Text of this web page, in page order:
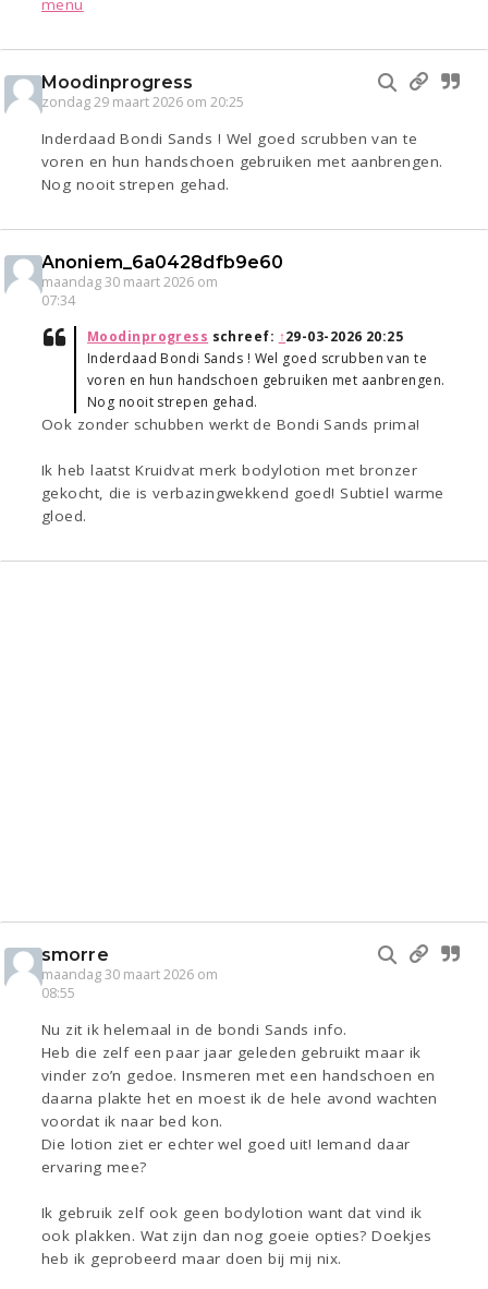
menu
Moodinprogress
zondag 29 maart 2026 om 20:25
Inderdaad Bondi Sands ! Wel goed scrubben van te
voren en hun handschoen gebruiken met aanbrengen.
Nog nooit strepen gehad.
Anoniem_6a0428dfb9e60
maandag 30 maart 2026 om
07:34
Moodinprogress schreef: ↑29-03-2026 20:25
Inderdaad Bondi Sands ! Wel goed scrubben van te
voren en hun handschoen gebruiken met aanbrengen.
Nog nooit strepen gehad.
Ook zonder schubben werkt de Bondi Sands prima!
Ik heb laatst Kruidvat merk bodylotion met bronzer
gekocht, die is verbazingwekkend goed! Subtiel warme
gloed.
smorre
maandag 30 maart 2026 om
08:55
Nu zit ik helemaal in de bondi Sands info.
Heb die zelf een paar jaar geleden gebruikt maar ik
vinder zo’n gedoe. Insmeren met een handschoen en
daarna plakte het en moest ik de hele avond wachten
voordat ik naar bed kon.
Die lotion ziet er echter wel goed uit! Iemand daar
ervaring mee?
Ik gebruik zelf ook geen bodylotion want dat vind ik
ook plakken. Wat zijn dan nog goeie opties? Doekjes
heb ik geprobeerd maar doen bij mij nix.